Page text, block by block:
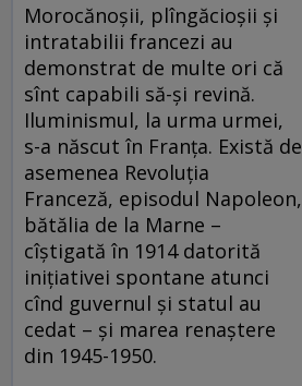
Morocănoşii, plîngăcioşii şi
intratabilii francezi au
demonstrat de multe ori că
sînt capabili să-şi revină.
Iluminismul, la urma urmei,
s-a născut în Franţa. Există de
asemenea Revoluţia
Franceză, episodul Napoleon,
bătălia de la Marne –
cîştigată în 1914 datorită
iniţiativei spontane atunci
cînd guvernul şi statul au
cedat – şi marea renaştere
din 1945-1950.